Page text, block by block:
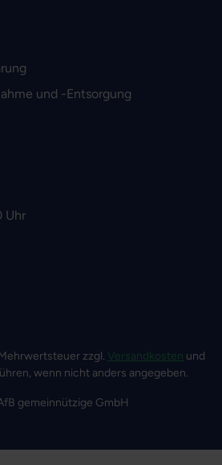
und -Entsorgung
Uhr
zzgl. Versandkosten und
wenn nicht anders angegeben.
gemeinnützige GmbH